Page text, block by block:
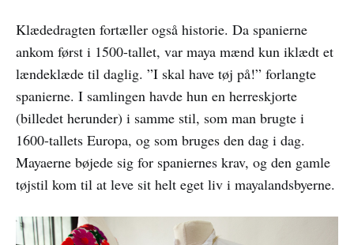
Klædedragten fortæller også historie. Da spanierne
ankom først i 1500-tallet, var maya mænd kun iklædt et
lændeklæde til daglig. ”I skal have tøj på!” forlangte
spanierne. I samlingen havde hun en herreskjorte
(billedet herunder) i samme stil, som man brugte i
1600-tallets Europa, og som bruges den dag i dag.
Mayaerne bøjede sig for spaniernes krav, og den gamle
tøjstil kom til at leve sit helt eget liv i mayalandsbyerne.